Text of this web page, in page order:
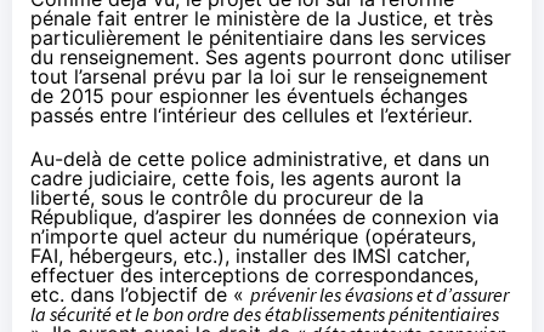
pénale fait entrer le ministère de la Justice, et très
particulièrement le pénitentiaire dans les services
du renseignement. Ses agents pourront donc utiliser
tout l’arsenal prévu par la loi sur le renseignement
de 2015 pour espionner les éventuels échanges
passés entre l‘intérieur des cellules et l’extérieur.
Au-delà de cette police administrative, et dans un
cadre judiciaire, cette fois, les agents auront la
liberté, sous le contrôle du procureur de la
République, d’aspirer les données de connexion via
n’importe quel acteur du numérique (opérateurs,
FAI, hébergeurs, etc.), installer des IMSI catcher,
effectuer des interceptions de correspondances,
etc. dans l’objectif de « prévenir les évasions et d’assurer
la sécurité et le bon ordre des établissements pénitentiaires